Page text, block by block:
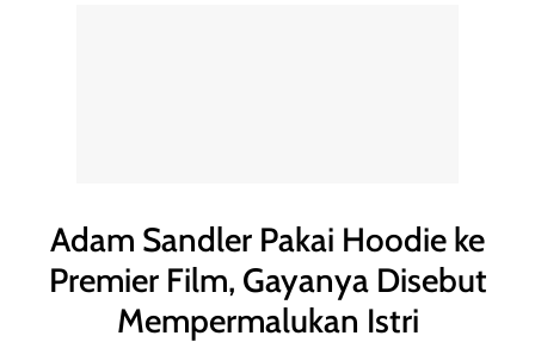
Adam Sandler Pakai Hoodie ke
Premier Film, Gayanya Disebut
Mempermalukan Istri